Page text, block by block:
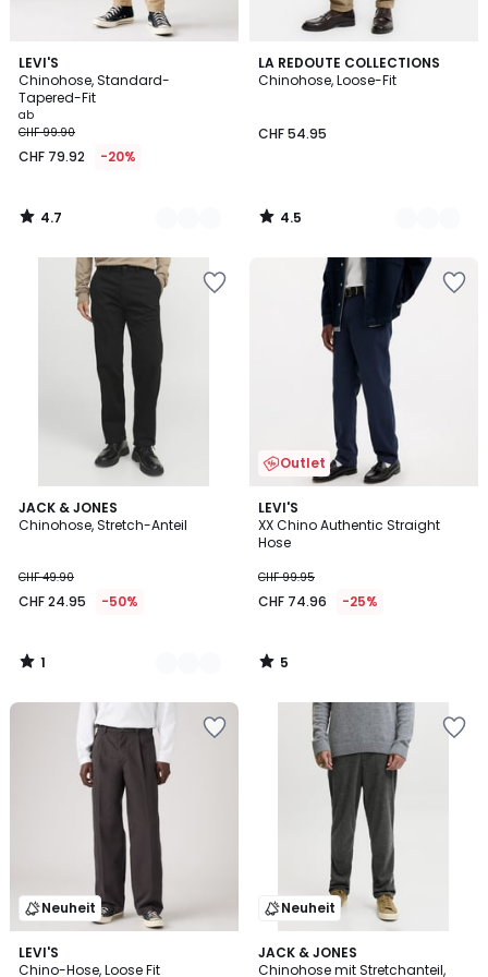
LEVI'S
Chinohose, Standard-
Tapered-Fit
ab
CHF 99.90
CHF 79.92 -20%
4.7
/ 5
3
Farben
4.7
/
LA REDOUTE COLLECTIONS
Chinohose, Loose-Fit
CHF 54.95
4.5
/ 5
2
Farben
4.5
/
JACK & JONES
Chinohose, Stretch-Anteil
CHF 49.90
CHF 24.95 -50%
1
/
2
Farben
1
/
Outlet
LEVI'S
XX Chino Authentic Straight
Hose
CHF 99.95
CHF 74.96 -25%
5
/
5
5
/
Neuheit
LEVI'S
Chino-Hose, Loose Fit
Neuheit
JACK & JONES
Chinohose mit Stretchanteil,